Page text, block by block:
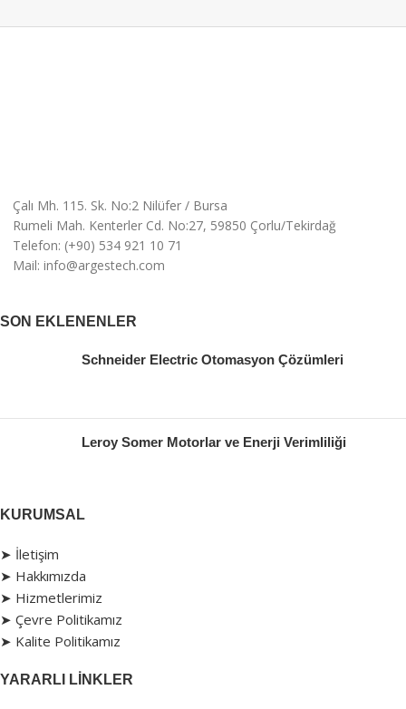
Çalı Mh. 115. Sk. No:2 Nilüfer / Bursa
Rumeli Mah. Kenterler Cd. No:27, 59850 Çorlu/Tekirdağ
Telefon: (+90) 534 921 10 71
Mail: info@argestech.com
SON EKLENENLER
Schneider Electric Otomasyon Çözümleri
Leroy Somer Motorlar ve Enerji Verimliliği
KURUMSAL
➤ İletişim
➤ Hakkımızda
➤ Hizmetlerimiz
➤ Çevre Politikamız
➤ Kalite Politikamız
YARARLI LINKLER